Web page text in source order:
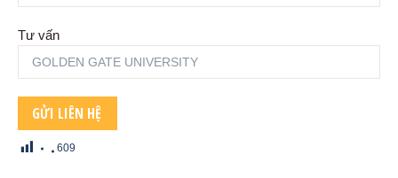
Tư vấn
609